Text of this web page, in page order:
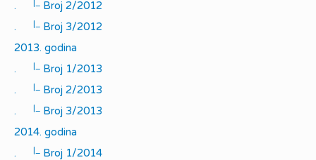
.
|_
Broj 2/2012
.
|_
Broj 3/2012
2013. godina
.
|_
Broj 1/2013
.
|_
Broj 2/2013
.
|_
Broj 3/2013
2014. godina
.
|_
Broj 1/2014